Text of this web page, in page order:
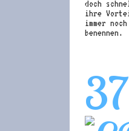
doch
ihre
immer
benennen.
37